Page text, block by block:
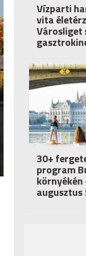
Vízparti
vita
Városliget
30+
program
környékén
augusztus